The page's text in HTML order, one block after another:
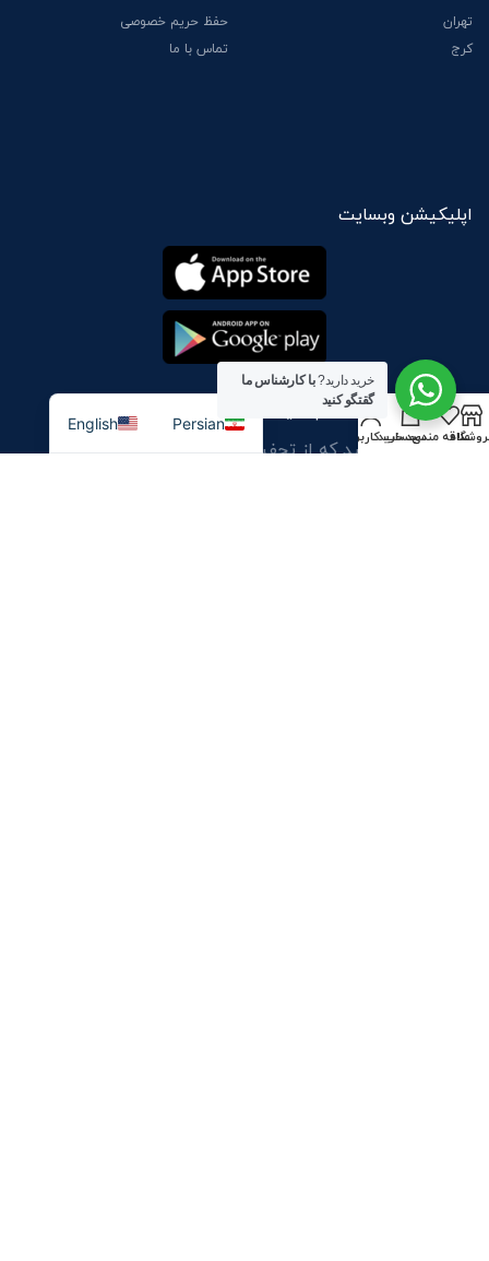
تهران
کرج
حفظ حریم خصوصی
تماس با ما
اپلیکیشن وبسایت
در خبرنامه ما ثبت نام کنید
اولین نفری باشید که ازتحفیف های مابا خبر میشود
علاقه مندیسبد خرید
حساب کاربری من
خرید دارید?با کارشناس ما
گقتگو کنید
Persian
English